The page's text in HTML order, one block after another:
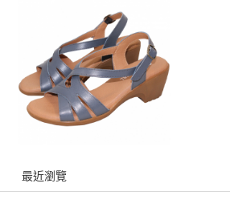
最近瀏覽